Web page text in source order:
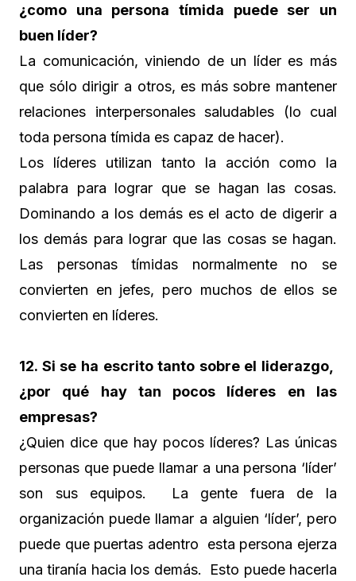
¿como una persona tímida puede ser un
buen líder?
La comunicación, viniendo de un líder es más
que sólo dirigir a otros, es más sobre mantener
relaciones interpersonales saludables (lo cual
toda persona tímida es capaz de hacer).
Los líderes utilizan tanto la acción como la
palabra para lograr que se hagan las cosas.
Dominando a los demás es el acto de digerir a
los demás para lograr que las cosas se hagan.
Las personas tímidas normalmente no se
convierten en jefes, pero muchos de ellos se
convierten en líderes.
12. Si se ha escrito tanto sobre el liderazgo,
¿por qué hay tan pocos líderes en las
empresas?
¿Quien dice que hay pocos líderes? Las únicas
personas que puede llamar a una persona ‘líder’
son sus equipos. La gente fuera de la
organización puede llamar a alguien ‘líder’, pero
puede que puertas adentro esta persona ejerza
una tiranía hacia los demás. Esto puede hacerla